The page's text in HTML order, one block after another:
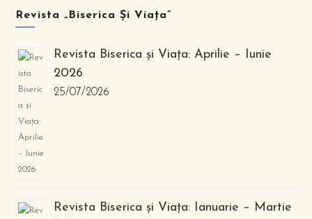
Revista „Biserica Și Viața”
Revista Biserica și Viața: Aprilie – Iunie
2026
25/07/2026
Revista Biserica și Viața: Ianuarie – Martie